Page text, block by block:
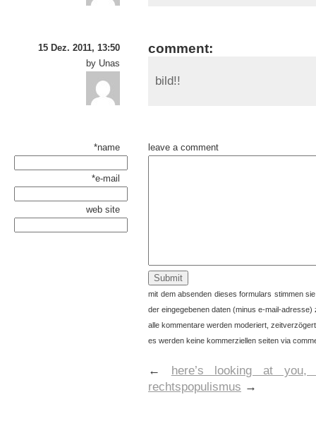
15 Dez. 2011, 13:50
by Unas
comment:
bild!!
*name
*e-mail
web site
leave a comment
mit dem absenden dieses formulars stimmen
der eingegebenen daten (minus e-mail-adresse)
alle kommentare werden moderiert,
es werden keine kommerziellen seiten via
← here’s looking at you,
rechtspopulismus →